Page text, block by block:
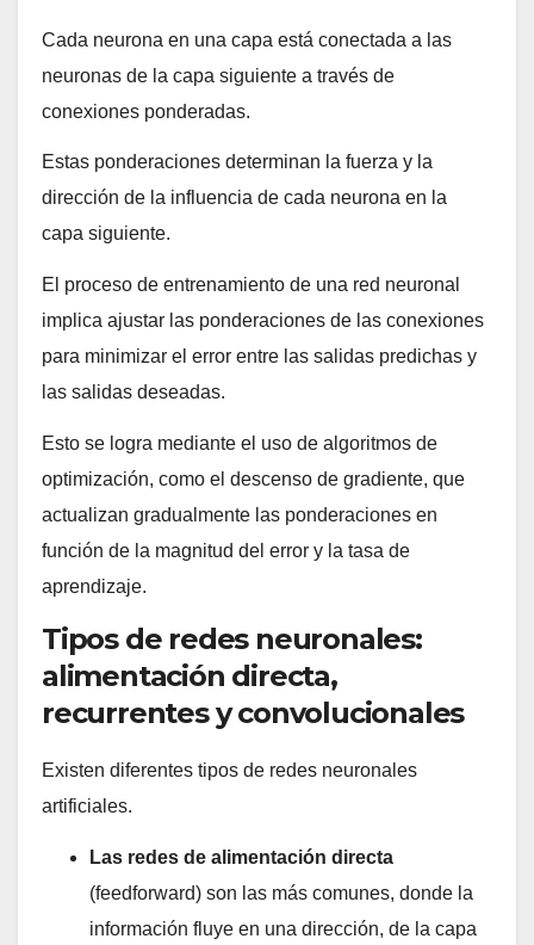
Cada neurona en una capa está conectada a las
neuronas de la capa siguiente a través de
conexiones ponderadas.
Estas ponderaciones determinan la fuerza y la
dirección de la influencia de cada neurona en la
capa siguiente.
El proceso de entrenamiento de una red neuronal
implica ajustar las ponderaciones de las conexiones
para minimizar el error entre las salidas predichas y
las salidas deseadas.
Esto se logra mediante el uso de algoritmos de
optimización, como el descenso de gradiente, que
actualizan gradualmente las ponderaciones en
función de la magnitud del error y la tasa de
aprendizaje.
Tipos de redes neuronales:
alimentación directa,
recurrentes y convolucionales
Existen diferentes tipos de redes neuronales
artificiales.
Las redes de alimentación directa
(feedforward) son las más comunes, donde la
información fluye en una dirección, de la capa